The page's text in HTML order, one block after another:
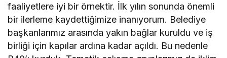
faaliyetlere iyi bir örnektir. İlk yılın sonunda önemli
bir ilerleme kaydettiğimize inanıyorum. Belediye
başkanlarımız arasında yakın bağlar kuruldu ve iş
birliği için kapılar ardına kadar açıldı. Bu nedenle